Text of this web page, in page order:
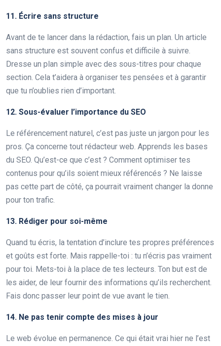
11. Écrire sans structure
Avant de te lancer dans la rédaction, fais un plan. Un article
sans structure est souvent confus et difficile à suivre.
Dresse un plan simple avec des sous-titres pour chaque
section. Cela t’aidera à organiser tes pensées et à garantir
que tu n’oublies rien d’important.
12. Sous-évaluer l’importance du SEO
Le référencement naturel, c’est pas juste un jargon pour les
pros. Ça concerne tout rédacteur web. Apprends les bases
du SEO. Qu’est-ce que c’est ? Comment optimiser tes
contenus pour qu’ils soient mieux référencés ? Ne laisse
pas cette part de côté, ça pourrait vraiment changer la donne
pour ton trafic.
13. Rédiger pour soi-même
Quand tu écris, la tentation d’inclure tes propres préférences
et goûts est forte. Mais rappelle-toi : tu n’écris pas vraiment
pour toi. Mets-toi à la place de tes lecteurs. Ton but est de
les aider, de leur fournir des informations qu’ils recherchent.
Fais donc passer leur point de vue avant le tien.
14. Ne pas tenir compte des mises à jour
Le web évolue en permanence. Ce qui était vrai hier ne l’est